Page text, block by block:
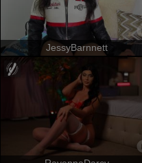
JessyBarnnett